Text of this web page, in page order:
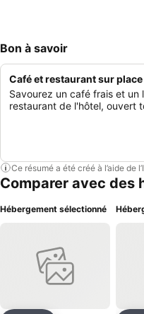
Bon à savoir
Café et restaurant sur place
Savourez un café frais et
restaurant de l'hôtel, ouvert
Ce résumé a été créé à l’aide de
Comparer avec des
Hébergement sélectionné